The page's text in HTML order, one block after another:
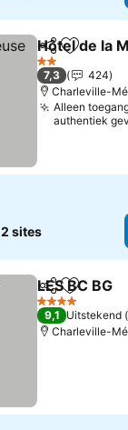
Delen
Hôtel de la
2 Sterren
7,3
424
Charleville-
Alleen
authentiek
2 sites
Delen
LES BC BG
4 Sterren
9,1 Uitstekend
Charleville-